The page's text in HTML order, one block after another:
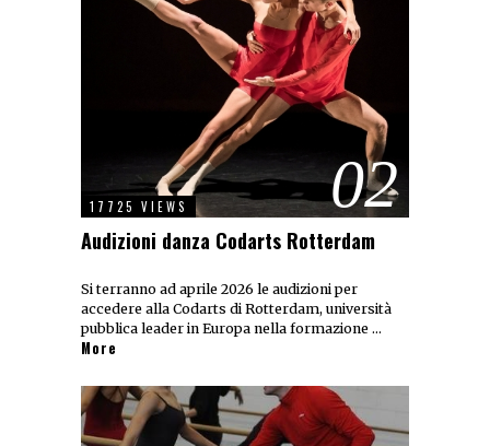
02
17725 VIEWS
Audizioni danza Codarts Rotterdam
Si terranno ad aprile 2026 le audizioni per
accedere alla Codarts di Rotterdam, università
pubblica leader in Europa nella formazione …
More